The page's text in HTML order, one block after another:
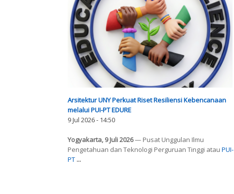
Arsitektur UNY Perkuat Riset Resiliensi Kebencanaan
melalui PUI-PT EDURE
9 Jul 2026 - 14:50
Yogyakarta, 9 Juli 2026— Pusat Unggulan Ilmu
Pengetahuan dan Teknologi Perguruan Tinggi atau PUI-
PT ...